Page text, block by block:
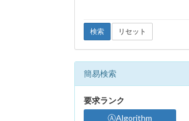
検索 リセット
簡易検索
要求ランク
ⒶAlgorithm